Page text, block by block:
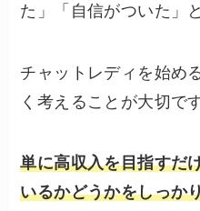
た」「自信がついた」
チャットレディを始め
く考えることが大切です
単に高収入を目指すだ
いるかどうかをしっか